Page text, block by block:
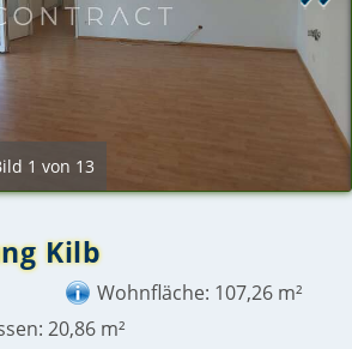
1 von 13
Kilb
Wohnfläche: 107,26 m²
20,86 m²